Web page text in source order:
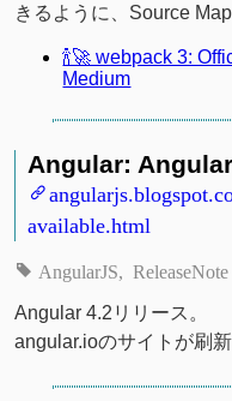
きるように、Source
🍾🚀 webpack 3:
Medium
Angular:
available.html
AngularJS ReleaseNote
Angular 4.2リリース。
angular.ioのサイトが刷新